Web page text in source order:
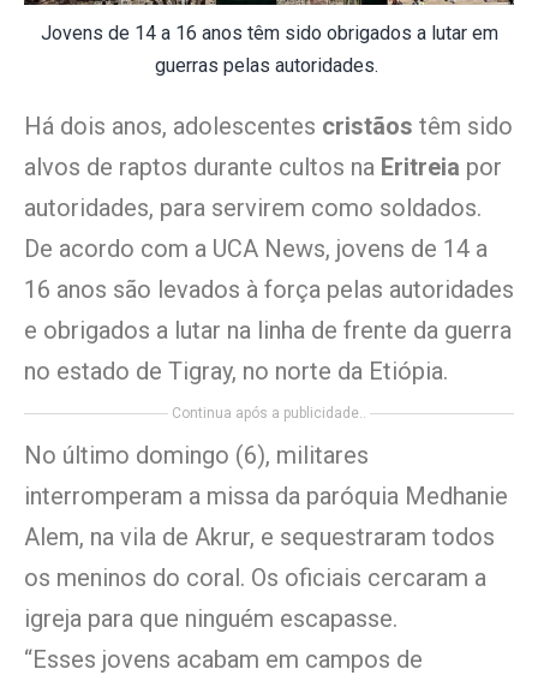
Jovens de 14 a 16 anos têm sido obrigados a lutar em
guerras pelas autoridades.
Há dois anos, adolescentes cristãos têm sido
alvos de raptos durante cultos na Eritreia por
autoridades, para servirem como soldados.
De acordo com a UCA News, jovens de 14 a
16 anos são levados à força pelas autoridades
e obrigados a lutar na linha de frente da guerra
no estado de Tigray, no norte da Etiópia.
Continua após a publicidade..
No último domingo (6), militares
interromperam a missa da paróquia Medhanie
Alem, na vila de Akrur, e sequestraram todos
os meninos do coral. Os oficiais cercaram a
igreja para que ninguém escapasse.
“Esses jovens acabam em campos de